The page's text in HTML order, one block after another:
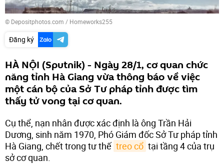
© Depositphotos.com / Homeworks255
Đăng ký
HÀ NỘI (Sputnik) - Ngày 28/1, cơ quan chức
năng tỉnh Hà Giang vừa thông báo về việc
một cán bộ của Sở Tư pháp tỉnh được tìm
thấy tử vong tại cơ quan.
Cụ thể, nạn nhân được xác định là ông Trần Hải
Dương, sinh năm 1970, Phó Giám đốc Sở Tư pháp tỉnh
Hà Giang, chết trong tư thế treo cổ tại tầng 4 của trụ
sở cơ quan.